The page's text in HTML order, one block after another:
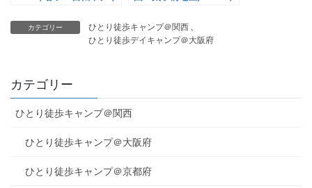
られるか～
ロBBQデイキャンプ
カテゴリー ひとり徒歩キャンプ＠関西
ひとり徒歩デイキャンプ＠大阪府
カテゴリー
ひとり徒歩キャンプ＠関西
ひとり徒歩キャンプ＠大阪府
ひとり徒歩キャンプ＠京都府